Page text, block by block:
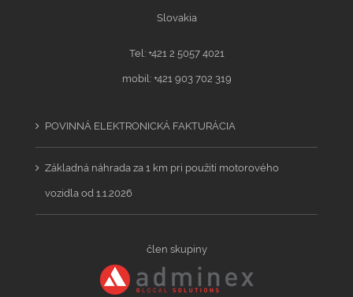
Slovakia
Tel: +421 2 5057 4021
mobil: +421 903 702 319
POVINNÁ ELEKTRONICKÁ FAKTURÁCIA
Základná náhrada za 1 km pri použití motorového
vozidla od 1.1.2026
člen skupiny